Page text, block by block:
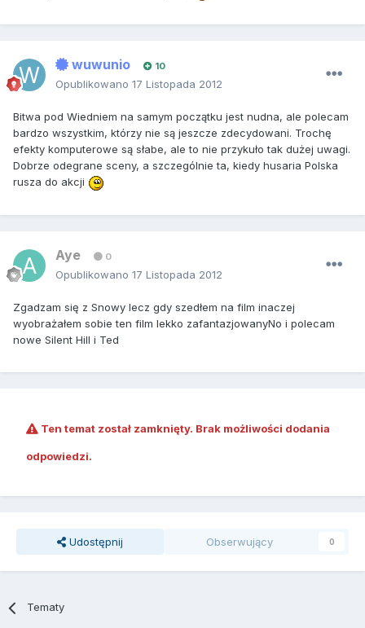
wuwunio 10
Opublikowano 17 Listopada 2012
Bitwa pod Wiedniem na samym początku jest nudna, ale polecam
bardzo wszystkim, którzy nie są jeszcze zdecydowani. Trochę
efekty komputerowe są słabe, ale to nie przykuło tak dużej uwagi.
Dobrze odegrane sceny, a szczególnie ta, kiedy husaria Polska
rusza do akcji
Aye 0
Opublikowano 17 Listopada 2012
Zgadzam się z Snowy lecz gdy szedłem na film inaczej
wyobrażałem sobie ten film lekko zafantazjowanyNo i polecam
nowe Silent Hill i Ted
Ten temat został zamknięty. Brak możliwości dodania
odpowiedzi.
Udostępnij Obserwujący 0
Tematy